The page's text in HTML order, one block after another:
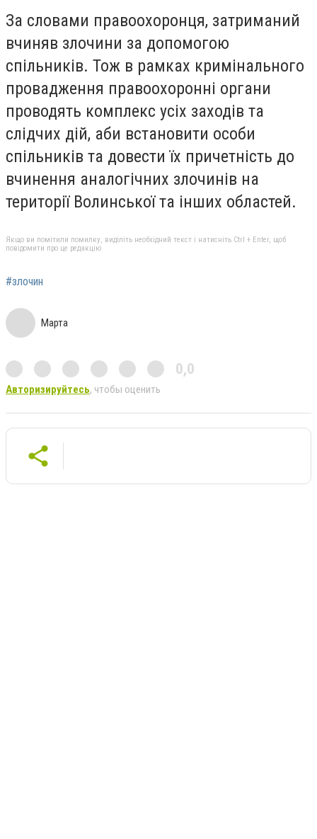
За словами правоохоронця, затриманий
вчиняв злочини за допомогою
спільників. Тож в рамках кримінального
провадження правоохоронні органи
проводять комплекс усіх заходів та
слідчих дій, аби встановити особи
спільників та довести їх причетність до
вчинення аналогічних злочинів на
території Волинської та інших областей.
Якщо ви помітили помилку, виділіть необхідний текст і натисніть Ctrl + Enter, щоб
повідомити про це редакцію
#злочин
Марта
0,0
Авторизируйтесь, чтобы оценить